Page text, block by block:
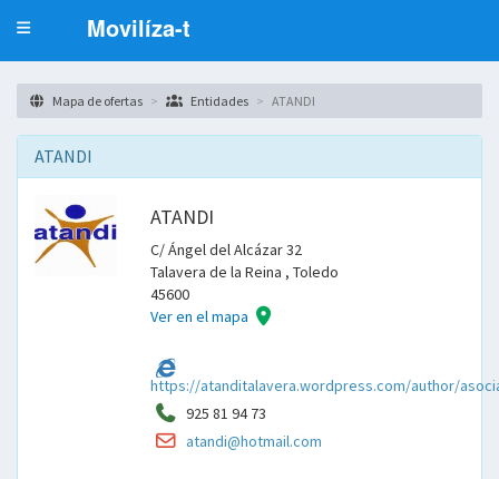
ToggleMovilíza-t
Mapa de ofertas Entidades ATANDI
ATANDI
ATANDI
C/ Ángel del Alcázar 32
Talavera de la Reina , Toledo
45600
Ver en el mapa
web
https://atanditalavera.wordpress.com/author/
Teléfono
925 81 94 73
Email
atandi@hotmail.com